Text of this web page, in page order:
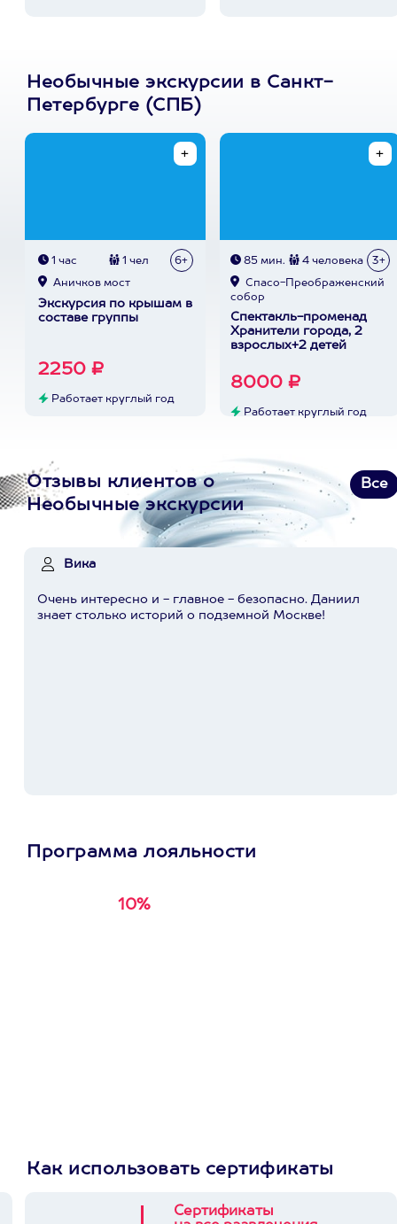
Необычные экскурсии в Санкт-
Петербурге (СПБ)
1 час 1 чел 6+
Аничков мост
Экскурсия по крышам в
составе группы
2250 ₽
Работает круглый год
85 мин. 4 человека 3+
Спасо-Преображенский
собор
Спектакль-променад
Хранители города, 2
взрослых+2 детей
8000 ₽
Работает круглый год
Отзывы клиентов о
Необычные экскурсии
Все
Вика
Очень интересно и - главное - безопасно. Даниил
знает столько историй о подземной Москве!
Программа лояльности
10%
Как использовать сертификаты
Сертификаты